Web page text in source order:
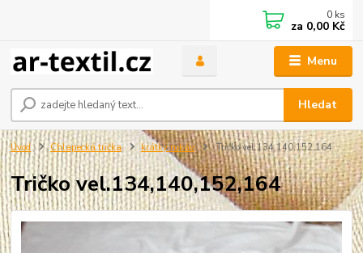
Menu
Hledat
0 ks
za 0,00 Kč
Úvod Chlapecká trička krátký rukáv Tričko vel.134,140,152,164
Tričko vel.134,140,152,164